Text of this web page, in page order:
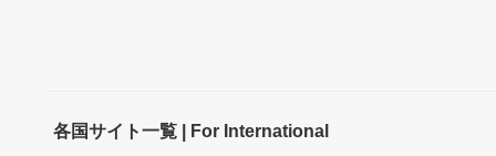
各国サイト一覧 | For International